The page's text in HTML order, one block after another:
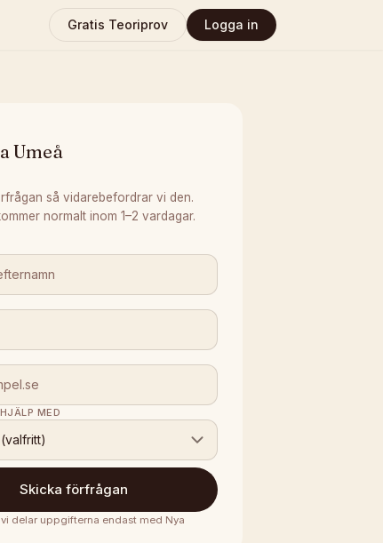
Gratis Teoriprov Logga in
Umeå
så vidarebefordrar vi den.
normalt inom 1–2 vardagar.
MED
Skicka förfrågan
vi delar uppgifterna endast med Nya